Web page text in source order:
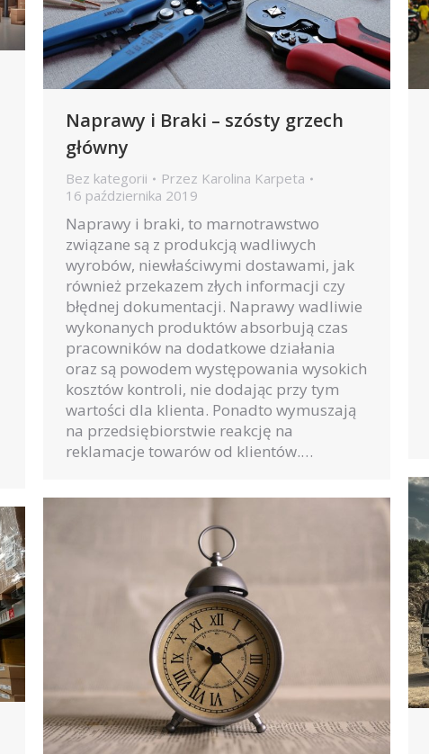
Naprawy i Braki – szósty grzech
główny
Bez kategorii Przez Karolina Karpeta
16 października 2019
Naprawy i braki, to marnotrawstwo
związane są z produkcją wadliwych
wyrobów, niewłaściwymi dostawami, jak
również przekazem złych informacji czy
błędnej dokumentacji. Naprawy wadliwie
wykonanych produktów absorbują czas
pracowników na dodatkowe działania
oraz są powodem występowania wysokich
kosztów kontroli, nie dodając przy tym
wartości dla klienta. Ponadto wymuszają
na przedsiębiorstwie reakcję na
reklamacje towarów od klientów.…